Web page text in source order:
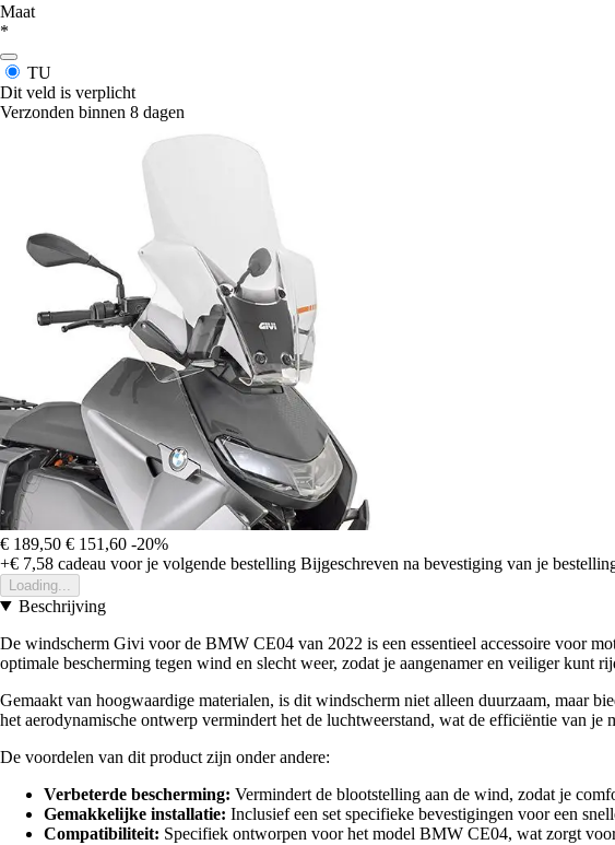
Maat
*
TU
Dit veld is verplicht
Verzonden binnen 8 dagen
€ 189,50 € 151,60 -20%
+€ 7,58 cadeau voor je volgende bestelling Bijgeschreven na bevestiging van je
Loading...
Beschrijving
De windscherm Givi voor de BMW CE04 van 2022 is een essentieel accessoire voor
optimale bescherming tegen wind en slecht weer, zodat je aangenamer en veiliger kunt
Gemaakt van hoogwaardige materialen, is dit windscherm niet alleen duurzaam, maar
het aerodynamische ontwerp vermindert het de luchtweerstand, wat de efficiëntie van
De voordelen van dit product zijn onder andere:
Verbeterde bescherming: Vermindert de blootstelling aan de wind, zodat je
Gemakkelijke installatie: Inclusief een set specifieke bevestigingen voor een
Compatibiliteit: Specifiek ontworpen voor het model BMW CE04, wat zorgt